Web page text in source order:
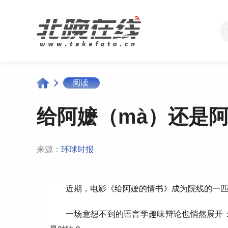
阅读
给阿嬷（mà）还是
来源： 环球时报
近期，电影《给阿嬷的情书》成为院线的一
一场意想不到的语言学趣味辩论也悄然展开